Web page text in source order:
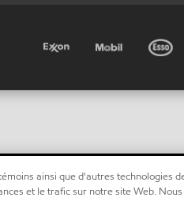
ainsi que d'autres technologies
et le trafic sur notre site Web.